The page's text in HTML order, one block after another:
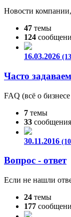
Новости
47 темы
124
16.03.2026
Часто
FAQ (всё о
7 темы
33 сообщения
30.11.2016
Вопрос - ответ
Если не нашли
24 темы
177